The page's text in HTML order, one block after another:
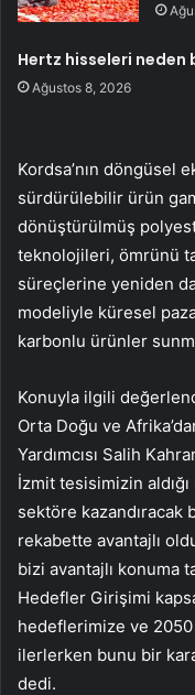
Hertz hisseleri neden
Ağustos 8, 2026
Kordsa’nın döngüsel
sürdürülebilir ürün
dönüştürülmüş
teknolojileri, ömrünü
süreçlerine yeniden
modeliyle küresel
karbonlu ürünler
Konuyla ilgili
Orta Doğu ve
Yardımcısı Salih
İzmit tesisimizin
sektöre
rekabette avantajlı
bizi avantajlı konuma
Hedefler Girişimi
hedeflerimize ve
ilerlerken bunu bir
dedi.